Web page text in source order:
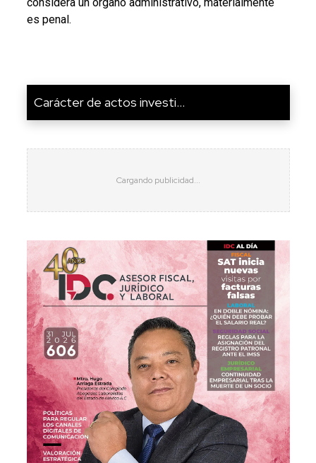
es penal.
Carácter de actos investi...